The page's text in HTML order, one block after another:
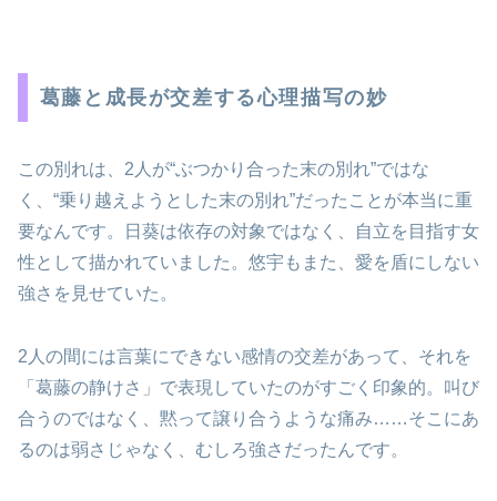
葛藤と成長が交差する心理描写の妙
この別れは、2人が“ぶつかり合った末の別れ”ではな
く、“乗り越えようとした末の別れ”だったことが本当に重
要なんです。日葵は依存の対象ではなく、自立を目指す女
性として描かれていました。悠宇もまた、愛を盾にしない
強さを見せていた。
2人の間には言葉にできない感情の交差があって、それを
「葛藤の静けさ」で表現していたのがすごく印象的。叫び
合うのではなく、黙って譲り合うような痛み……そこにあ
るのは弱さじゃなく、むしろ強さだったんです。